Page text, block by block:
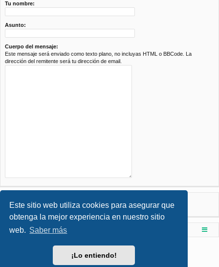
Este sitio web utiliza cookies para asegurar que
obtenga la mejor experiencia en nuestro sitio
web. Saber más
¡Lo entiendo!
Tu nombre:
Asunto:
Cuerpo del mensaje:
Este mensaje será enviado como texto plano, no incluyas HTML o BBCode. La
dirección del remitente será tu dirección de email.
Foro de Ingenieria Civil & Arquitectura
Desarrollado porphpBB® Forum Software © phpBB Limited
Style porArty- phpBB 3.3 por MrGaby
phpBB España